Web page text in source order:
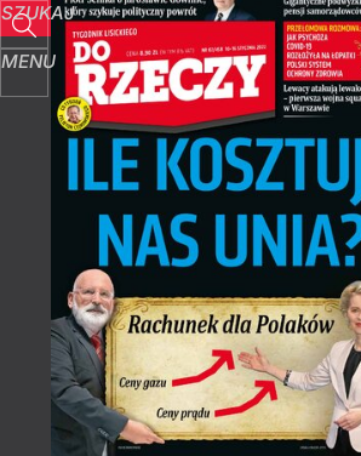
SZUKAJ
MENU